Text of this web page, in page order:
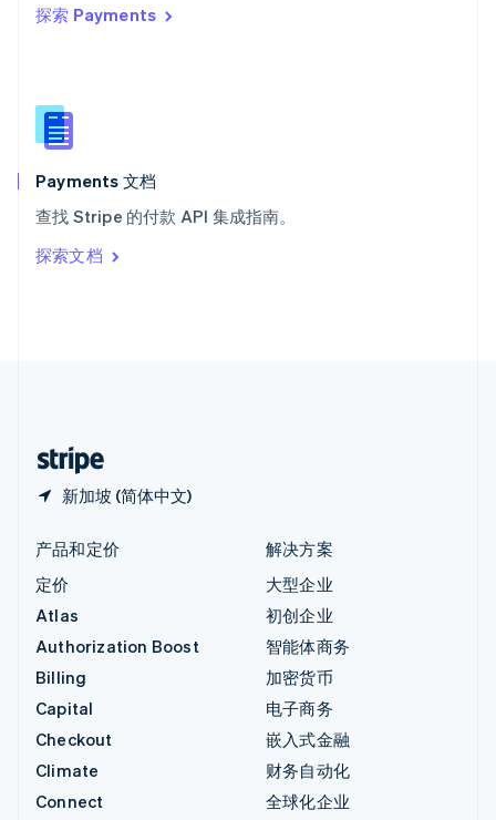
探索 Payments
Payments 文档
查找 Stripe 的付款 API 集成指南。
探索文档
新加坡 (简体中文)
西班牙
新西兰
English
匈牙利
English
ItalianoEnglish
印度
English
产品和定价
定价
Atlas
Authorization Boost
Billing
Capital
Checkout
Climate
Connect
解决方案
大型企业
初创企业
智能体商务
加密货币
电子商务
嵌入式金融
财务自动化
全球化企业